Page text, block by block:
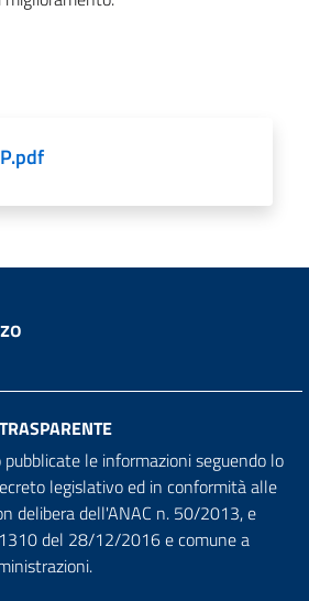
le informazioni seguendo lo
legislativo ed in conformità alle
delibera dell'ANAC n. 50/2013, e
del 28/12/2016 e comune a